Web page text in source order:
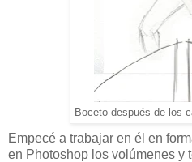
Boceto después de los
Empecé a trabajar en él en
en Photoshop los volúmenes y